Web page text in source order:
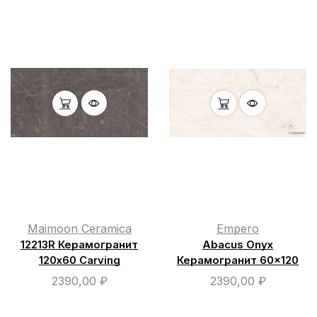
Maimoon Ceramica
12213R Керамогранит
120х60 Carving
2390,00 ₽
Empero
Abacus Onyx
Керамогранит 60×120
2390,00 ₽